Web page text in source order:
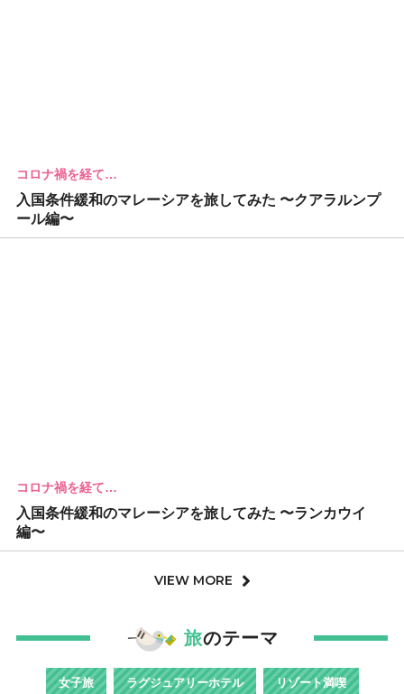
コロナ禍を経て…
入国条件緩和のマレーシアを旅してみた 〜クアラルンプ
ール編〜
コロナ禍を経て…
入国条件緩和のマレーシアを旅してみた 〜ランカウイ
編〜
VIEW MORE
旅のテーマ
女子旅 ラグジュアリーホテル リゾート満喫